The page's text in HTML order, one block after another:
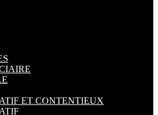
ET CONTENTIEUX